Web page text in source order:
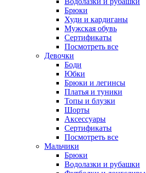
Брюки
Худи и кардиганы
Мужская обувь
Сертификаты
Посмотреть все
Девочки
Боди
Юбки
Брюки и легинсы
Платья и туники
Топы и блузки
Шорты
Аксессуары
Сертификаты
Посмотреть все
Мальчики
Брюки
Водолазки и рубашки